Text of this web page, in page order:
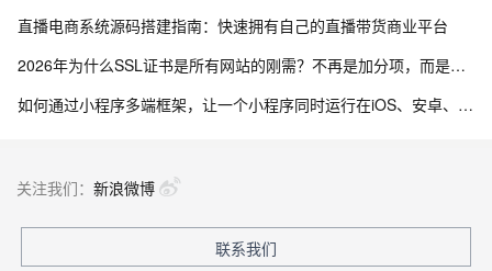
直播电商系统源码搭建指南：快速拥有自己的直播带货商业平台
2026年为什么SSL证书是所有网站的刚需？不再是加分项，而是建站底线
如何通过小程序多端框架，让一个小程序同时运行在iOS、安卓、鸿蒙以及PC客户端，实现一次开发多端运行的效果
关注我们： 新浪微博
联系我们